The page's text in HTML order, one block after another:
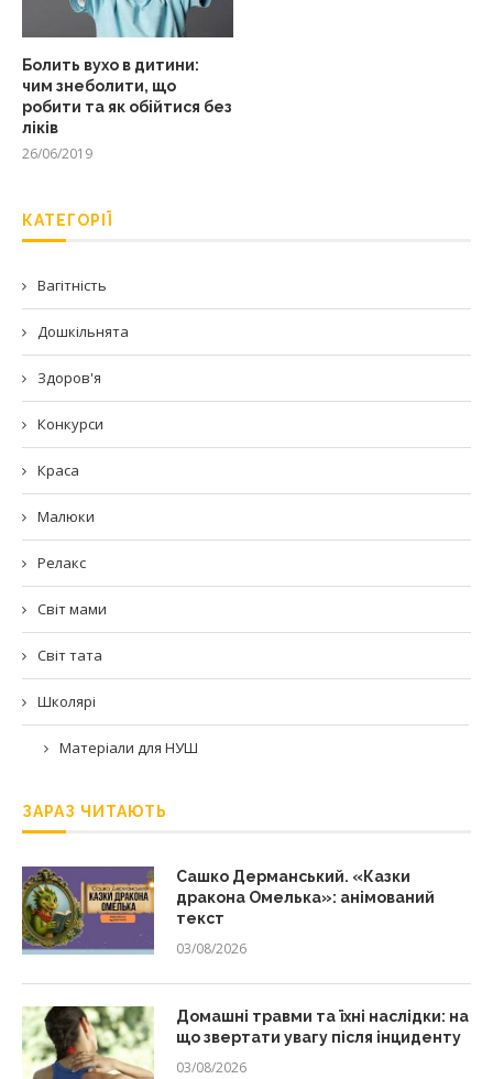
Болить вухо в дитини:
чим знеболити, що
робити та як обійтися без
ліків
26/06/2019
КАТЕГОРІЇ
Вагітність
Дошкільнята
Здоров'я
Конкурси
Краса
Малюки
Релакс
Світ мами
Світ тата
Школярі
Матеріали для НУШ
ЗАРАЗ ЧИТАЮТЬ
Сашко Дерманський. «Казки
дракона Омелька»: анімований
текст
03/08/2026
Домашні травми та їхні наслідки: на
що звертати увагу після інциденту
03/08/2026